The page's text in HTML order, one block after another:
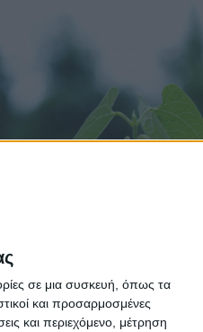
σε μια συσκευή, όπως τα
και προσαρμοσμένες
και περιεχόμενο, μέτρηση